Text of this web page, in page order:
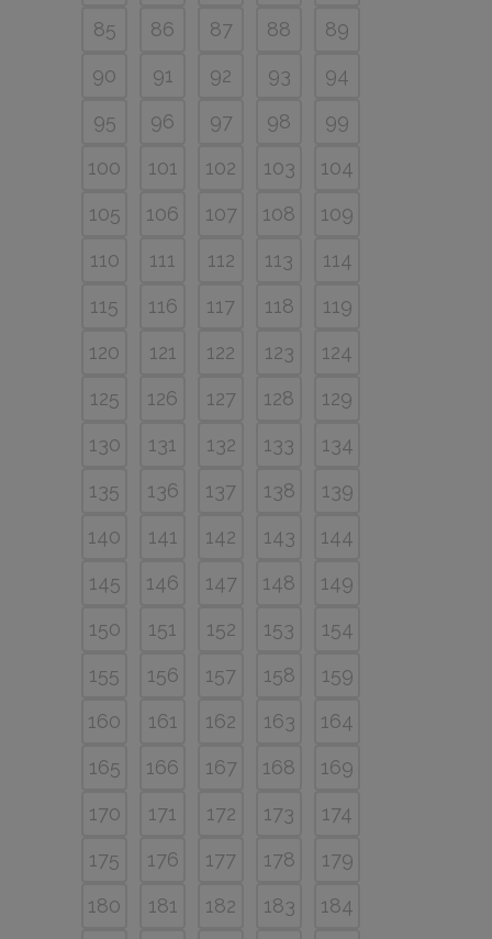
85
86 87 88
89
90
91 92 93
94
95
96 97 98
99
100
101 102 103
104
105
106 107 108
109
110
111 112 113
114
115
116 117 118
119
120
121 122 123
124
125
126 127 128
129
130
131 132 133
134
135
136 137 138
139
140
141 142 143
144
145
146 147 148
149
150
151 152 153
154
155
156 157 158
159
160
161 162 163
164
165
166 167 168
169
170
171 172 173
174
175
176 177 178
179
180
181 182 183
184